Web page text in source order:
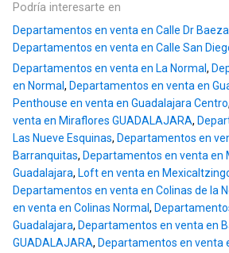
Podría interesarte en
Departamentos en venta en Calle Dr
Departamentos en venta en Calle San
Departamentos en venta en La Normal,
en Normal, Departamentos en venta en
Penthouse en venta en Guadalajara Centro,
venta en Miraflores GUADALAJARA,
Las Nueve Esquinas, Departamentos en
Barranquitas, Departamentos en venta en
Guadalajara, Loft en venta en
Departamentos en venta en Colinas de la
en venta en Colinas Normal,
Guadalajara, Departamentos en venta en
GUADALAJARA, Departamentos en venta